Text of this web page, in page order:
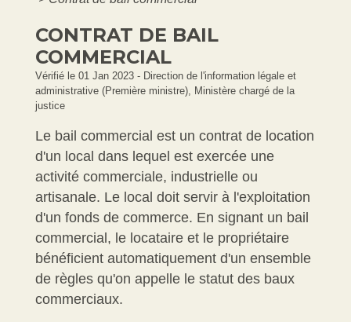
CONTRAT DE BAIL
COMMERCIAL
Vérifié le 01 Jan 2023 - Direction de l'information légale et
administrative (Première ministre), Ministère chargé de la
justice
Le bail commercial est un contrat de location
d'un local dans lequel est exercée une
activité commerciale, industrielle ou
artisanale. Le local doit servir à l'exploitation
d'un fonds de commerce. En signant un bail
commercial, le locataire et le propriétaire
bénéficient automatiquement d'un ensemble
de règles qu'on appelle le statut des baux
commerciaux.